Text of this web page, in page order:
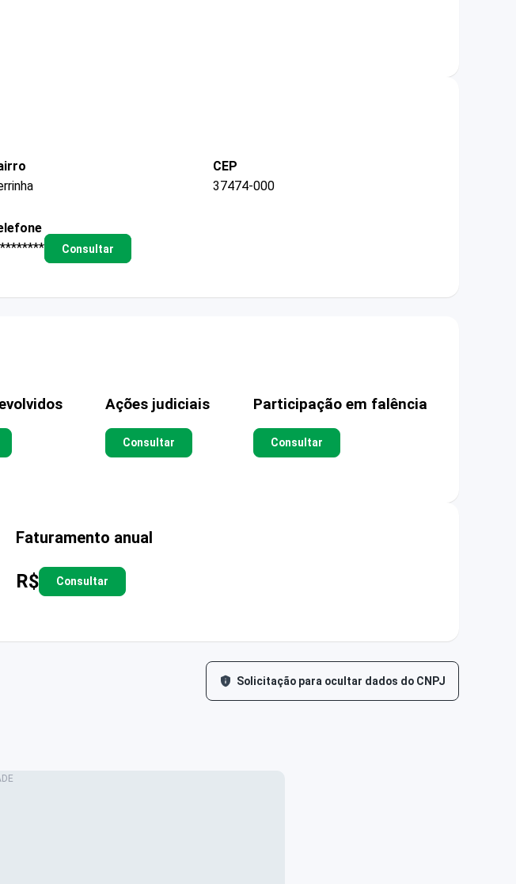
CEP
37474-000
Consultar
Ações judiciais
Consultar
Participação em falência
Consultar
Faturamento anual
R$ Consultar
Solicitação para ocultar dados do CNPJ